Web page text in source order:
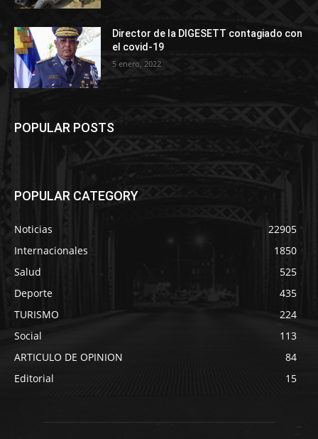
Director de la DIGESETT contagiado con
el covid-19
5 enero, 2022
POPULAR POSTS
POPULAR CATEGORY
Noticias
22905
Internacionales
1850
Salud
525
Deporte
435
TURISMO
224
Social
113
ARTICULO DE OPINION
84
Editorial
15